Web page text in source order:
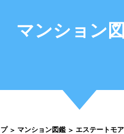
マンション
プ マンション図鑑 エステートモ